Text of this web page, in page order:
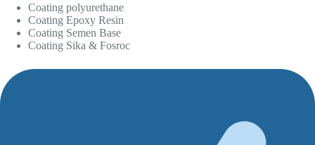
Coating polyurethane
Coating Epoxy Resin
Coating Semen Base
Coating Sika & Fosroc